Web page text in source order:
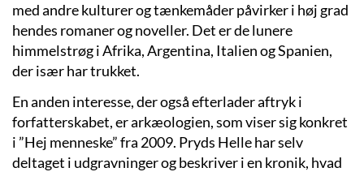
med andre kulturer og tænkemåder påvirker i høj grad
hendes romaner og noveller. Det er de lunere
himmelstrøg i Afrika, Argentina, Italien og Spanien,
der især har trukket.
En anden interesse, der også efterlader aftryk i
forfatterskabet, er arkæologien, som viser sig konkret
i ”Hej menneske” fra 2009. Pryds Helle har selv
deltaget i udgravninger og beskriver i en kronik, hvad